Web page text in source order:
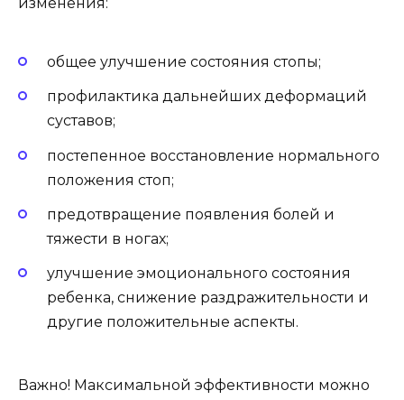
общее улучшение состояния стопы;
профилактика дальнейших деформаций
суставов;
постепенное восстановление нормального
положения стоп;
предотвращение появления болей и
тяжести в ногах;
улучшение эмоционального состояния
ребенка, снижение раздражительности и
другие положительные аспекты.
Важно! Максимальной эффективности можно